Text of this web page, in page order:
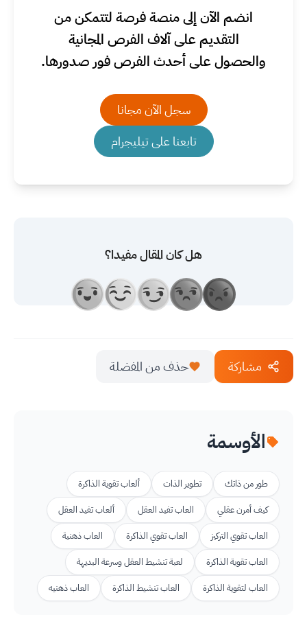
انضم الآن إلى منصة فرصة لتتمكن من
التقديم على آلاف الفرص المجانية
والحصول على أحدث الفرص فور صدورها.
سجل الآن مجانا
تابعنا على تيليجرام
هل كان المقال مفيدا؟
مشاركة حذف من المفضلة
الأوسمة
طور من ذاتك تطوير الذات
ألعاب تقوية الذاكرة
كيف أمرن عقلي
العاب تفيد العقل
ألعاب تفيد العقل
العاب تقوي التركيز
العاب تقوي الذاكرة
العاب ذهنية
العاب تقوية الذاكرة
لعبة تنشيط العقل وسرعة البديهة
العاب لتقوية الذاكرة
العاب تنشيط الذاكرة العاب ذهنيه